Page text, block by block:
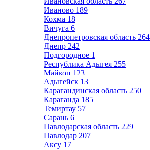
Иваново 189
Кохма 18
Вичуга 6
Днепропетровская область 264
Днепр 242
Подгородное 1
Республика Адыгея 255
Майкоп 123
Адыгейск 13
Карагандинская область 250
Караганда 185
Темиртау 57
Сарань 6
Павлодарская область 229
Павлодар 207
Аксу 17